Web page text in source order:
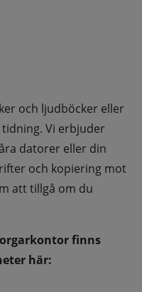
och ljudböcker eller
Vi erbjuder
datorer eller din
och kopiering mot
att tillgå om du
finns
här: